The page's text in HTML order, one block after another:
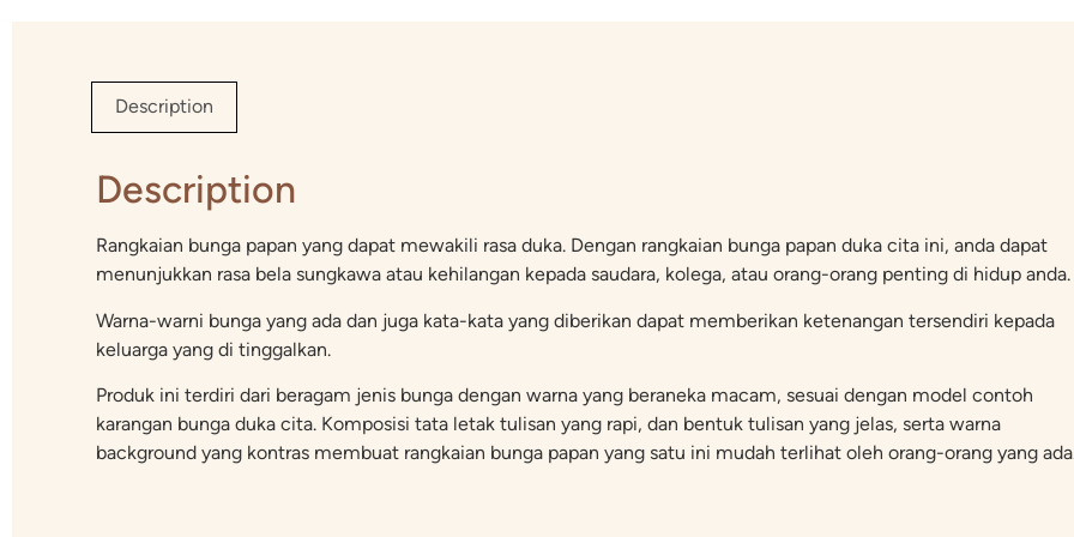
Description
Description
Rangkaian bunga papan yang dapat mewakili rasa duka. Dengan rangkaian bunga papan duka cita ini, anda dapat
menunjukkan rasa bela sungkawa atau kehilangan kepada saudara, kolega, atau orang-orang penting di hidup anda.
Warna-warni bunga yang ada dan juga kata-kata yang diberikan dapat memberikan ketenangan tersendiri kepada
keluarga yang di tinggalkan.
Produk ini terdiri dari beragam jenis bunga dengan warna yang beraneka macam, sesuai dengan model contoh
karangan bunga duka cita. Komposisi tata letak tulisan yang rapi, dan bentuk tulisan yang jelas, serta warna
background yang kontras membuat rangkaian bunga papan yang satu ini mudah terlihat oleh orang-orang yang